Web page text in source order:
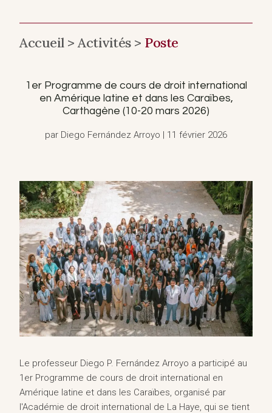
Accueil >Activités > Poste
1er Programme de cours de droit international
en Amérique latine et dans les Caraïbes,
Carthagène (10-20 mars 2026)
par Diego Fernández Arroyo | 11 février 2026
Le professeur Diego P. Fernández Arroyo a participé au
1er Programme de cours de droit international en
Amérique latine et dans les Caraïbes, organisé par
l'Académie de droit international de La Haye, qui se tient